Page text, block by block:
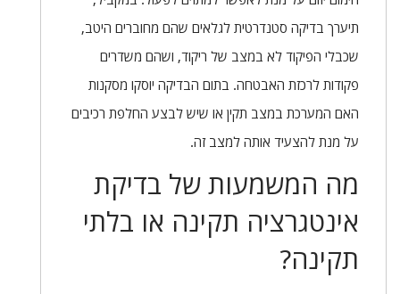
תיערך בדיקה סטנדרטית לגלאים שהם מחוברים היטב,
שכבלי הפיקוד לא במצב של ריקוד, ושהם משדרים
פקודות לרכזת האבטחה. בתום הבדיקה יוסקו מסקנות
האם המערכת במצב תקין או שיש לבצע החלפת רכיבים
על מנת להצעיד אותה למצב זה.
מה המשמעות של בדיקת
אינטגרציה תקינה או בלתי
תקינה?